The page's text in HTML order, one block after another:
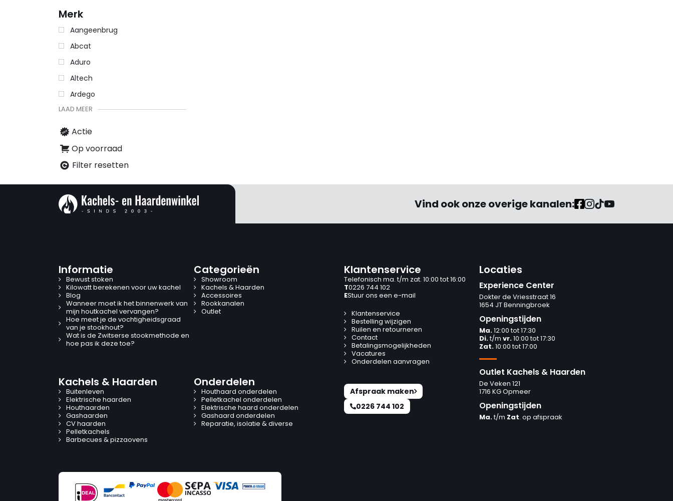
Merk
Aangeenbrug
Abcat
Aduro
Altech
Ardego
LAAD MEER
Actie
Op voorraad
Filter resetten
Vind ook onze overige kanalen:
Informatie
Bewust stoken
Kilowatt berekenen voor uw kachel
Blog
Wanneer moet ik het binnenwerk van
mijn houtkachel vervangen?
Hoe meet je de vochtigheidsgraad
van je stookhout?
Wat is de Zwitserse stookmethode en
hoe pas ik deze toe?
Categorieën
Showroom
Kachels & Haarden
Accessoires
Rookkanalen
Outlet
Kachels & Haarden
Buitenleven
Elektrische haarden
Houthaarden
Gashaarden
CV haarden
Pelletkachels
Barbecues & pizzaovens
Onderdelen
Houthaard onderdelen
Pelletkachel onderdelen
Elektrische haard onderdelen
Gashaard onderdelen
Reparatie, isolatie & diverse
Klantenservice
Telefonisch ma. t/m zat. 10:00 tot 16:00
T0226 744 102
EStuur ons een e-mail
Klantenservice
Bestelling wijzigen
Ruilen en retourneren
Contact
Betalingsmogelijkheden
Vacatures
Onderdelen aanvragen
Afspraak maken
0226 744 102
Locaties
Experience Center
Dokter de Vriesstraat 16
1654 JT Benningbroek
Openingstijden
Ma.12:00 tot 17:30
Di.t/m vr.10:00 tot 17:30
Zat.10:00 tot 17:00
Outlet Kachels & Haarden
De Veken 121
1716 KG Opmeer
Openingstijden
Ma.t/m Zat. op afspraak